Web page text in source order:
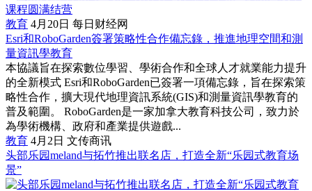
教育 4月20日 每日财经网
Esri和RoboGarden簽署策略性合作備忘錄，推進地理空間和測
量資訊學教育
本協議旨在探索數位學習、學術合作和全球人才就業能力提升
的全新模式 Esri和RoboGarden已簽署一項備忘錄，旨在探索策
略性合作，擴大現代地理資訊系統(GIS)和測量資訊學教育的
普及範圍。 RoboGarden是一家加拿大教育科技公司，致力於
為學術機構、政府和產業提供遊戲...
教育 4月2日 文传商讯
头部乐园meland与拓竹推出联名店，打造全新“乐园式教育场
景”